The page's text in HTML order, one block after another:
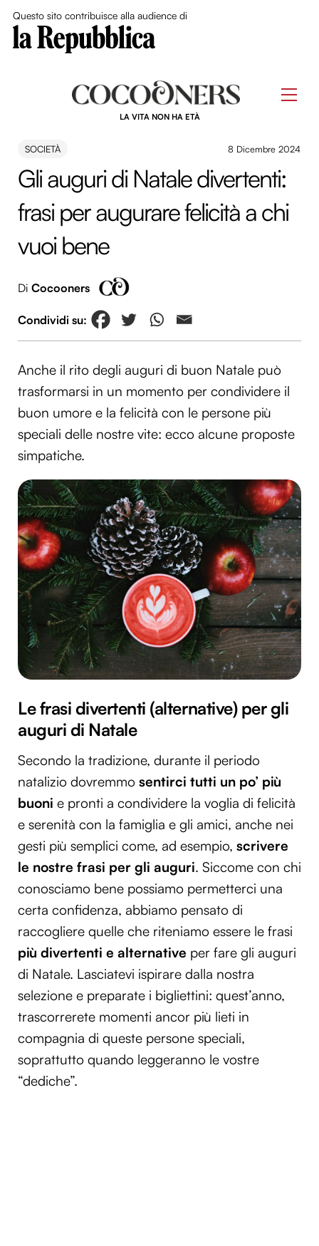
Questo sito contribuisce alla audience di
LA VITA NON HA ETÀ
SOCIETÀ 8 Dicembre 2024
Gli auguri di Natale divertenti:
frasi per augurare felicità a chi
vuoi bene
Di Cocooners
Anche il rito degli auguri di buon Natale può
trasformarsi in un momento per condividere il
buon umore e la felicità con le persone più
speciali delle nostre vite: ecco alcune proposte
simpatiche.
Le frasi divertenti (alternative) per gli
auguri di Natale
Secondo la tradizione, durante il periodo
natalizio dovremmo sentirci tutti un po’ più
buoni e pronti a condividere la voglia di felicità
e serenità con la famiglia e gli amici, anche nei
gesti più semplici come, ad esempio, scrivere
le nostre frasi per gli auguri. Siccome con chi
conosciamo bene possiamo permetterci una
certa confidenza, abbiamo pensato di
raccogliere quelle che riteniamo essere le frasi
più divertenti e alternative per fare gli auguri
di Natale. Lasciatevi ispirare dalla nostra
selezione e preparate i bigliettini: quest’anno,
trascorrerete momenti ancor più lieti in
compagnia di queste persone speciali,
soprattutto quando leggeranno le vostre
“dediche”.